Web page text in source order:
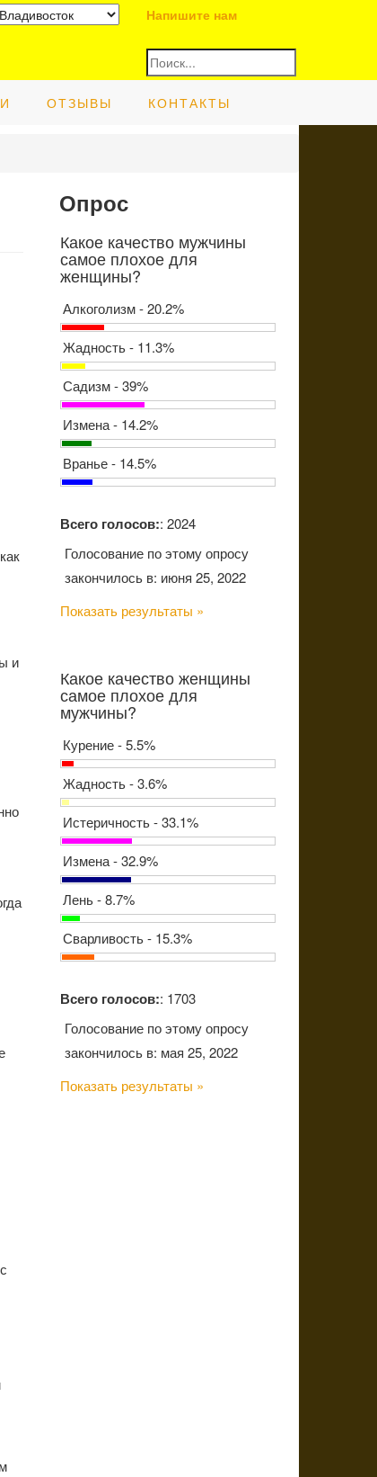
Напишите нам
ОТЗЫВЫ КОНТАКТЫ
и
Опрос
Какое качество мужчины
самое плохое для
женщины?
Алкоголизм - 20.2%
Жадность - 11.3%
Садизм - 39%
Измена - 14.2%
Вранье - 14.5%
Всего голосов:: 2024
Голосование по этому опросу
закончилось в: июня 25, 2022
Показать результаты »
Какое качество женщины
самое плохое для
мужчины?
Курение - 5.5%
Жадность - 3.6%
Истеричность - 33.1%
Измена - 32.9%
Лень - 8.7%
Сварливость - 15.3%
Всего голосов:: 1703
Голосование по этому опросу
закончилось в: мая 25, 2022
Показать результаты »